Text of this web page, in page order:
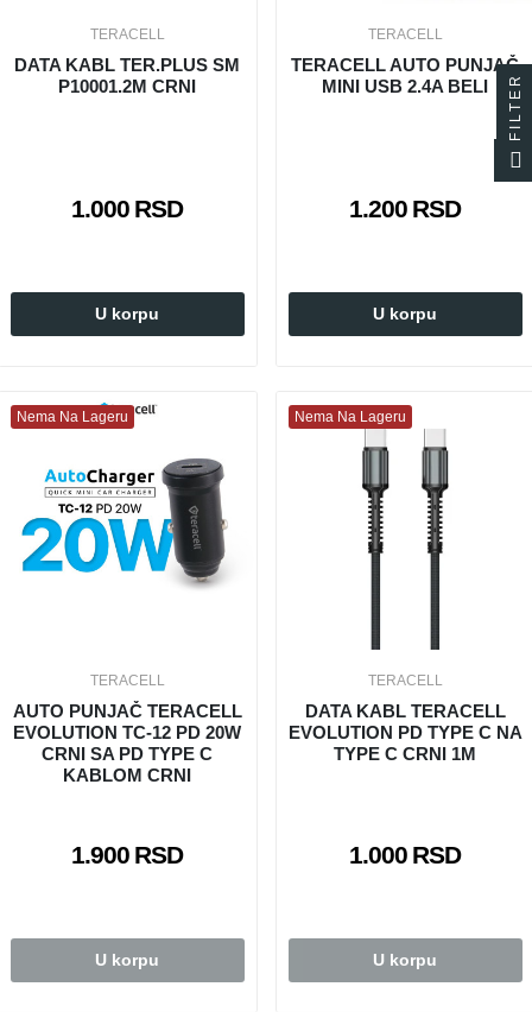
TERACELL
DATA KABL TER.PLUS SM
P10001.2M CRNI
1.000 RSD
U korpu
TERACELL
TERACELL AUTO PUNJAČ
MINI USB 2.4A BELI
1.200 RSD
U korpu
Nema Na Lageru
TERACELL
AUTO PUNJAČ TERACELL
EVOLUTION TC-12 PD 20W
CRNI SA PD TYPE C
KABLOM CRNI
1.900 RSD
U korpu
Nema Na Lageru
TERACELL
DATA KABL TERACELL
EVOLUTION PD TYPE C NA
TYPE C CRNI 1M
1.000 RSD
U korpu
FILTER